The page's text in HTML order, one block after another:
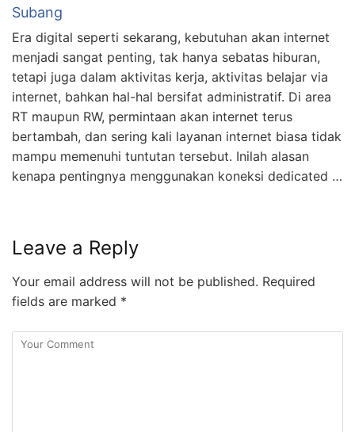
Subang
Era digital seperti sekarang, kebutuhan akan internet
menjadi sangat penting, tak hanya sebatas hiburan,
tetapi juga dalam aktivitas kerja, aktivitas belajar via
internet, bahkan hal-hal bersifat administratif. Di area
RT maupun RW, permintaan akan internet terus
bertambah, dan sering kali layanan internet biasa tidak
mampu memenuhi tuntutan tersebut. Inilah alasan
kenapa pentingnya menggunakan koneksi dedicated …
Leave a Reply
Your email address will not be published. Required
fields are marked *